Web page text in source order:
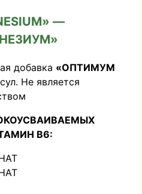
» —
добавка «ОПТИМУМ
Не является
В6: